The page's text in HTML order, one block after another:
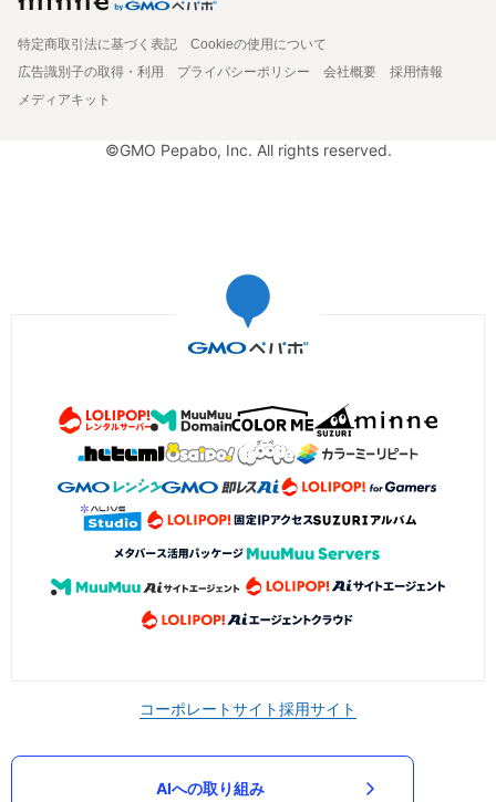
特定商取引法に基づく表記
Cookieの使用について
広告識別子の取得・利用
プライバシーポリシー 会社概要
採用情報
メディアキット
©GMO Pepabo, Inc. All rights reserved.
コーポレートサイト採用サイト
AIへの取り組み